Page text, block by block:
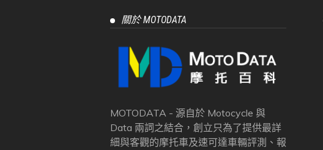
關於 MOTODATA
MOTODATA - 源自於 Motocycle 與
Data 兩詞之結合，創立只為了提供最詳
細與客觀的摩托車及速可達車輛評測、報